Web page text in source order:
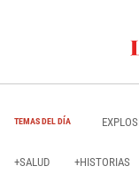
TEMAS DEL DÍA
+SALUD +HISTORIAS